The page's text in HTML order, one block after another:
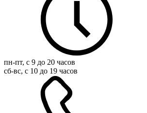
пн-пт, с 9 до 20 часов
сб-вс, с 10 до 19 часов